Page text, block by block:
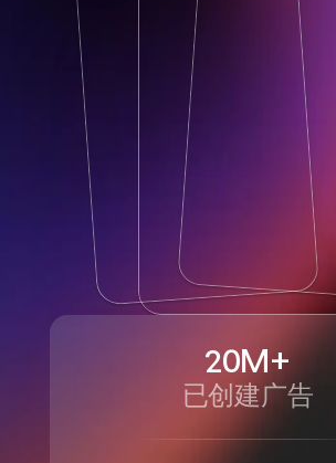
20M+
已创建广告